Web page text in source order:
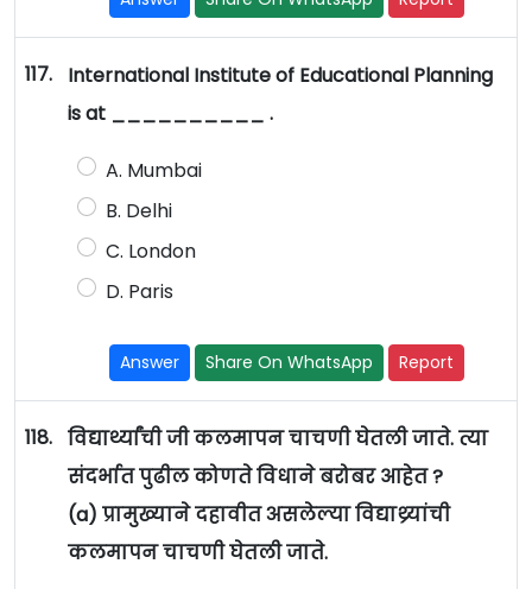
117.
International Institute of Educational Planning
is at __________ .
A. Mumbai
B. Delhi
C. London
D. Paris
Answer Share On WhatsApp Report
118. विद्यार्थ्यांची जी कलमापन चाचणी घेतली जाते. त्या
संदर्भात पुढील कोणते विधाने बरोबर आहेत ?
(a) प्रामुख्याने दहावीत असलेल्या विद्याथ्र्यांची
कलमापन चाचणी घेतली जाते.